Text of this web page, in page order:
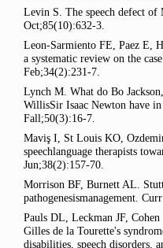
Levin S. The speech defect of
Oct;85(10):632-3.
Leon-Sarmiento FE, Paez E,
a systematic review on the
Feb;34(2):231-7.
Lynch M. What do Bo
WillisSir Isaac Newton have
Fall;50(3):16-7.
Maviş I, St Louis KO,
speechlanguage therapists
Jun;38(2):157-70.
Morrison BF, Burnett AL.
pathogenesismanagement.
Pauls DL, Leckman JF,
Gilles de la Tourette's
disabilities, speech disorders,